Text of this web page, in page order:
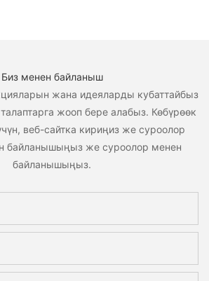
Биз менен байланыш
жана идеяларды кубаттайбыз
жооп бере алабыз. Көбүрөөк
веб-сайтка кириңиз же суроолор
байланышыңыз же суроолор менен
байланышыңыз.